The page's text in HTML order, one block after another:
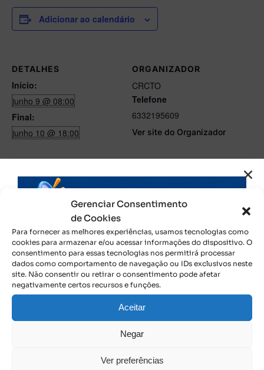
Gerenciar Consentimento
de Cookies
Para fornecer as melhores experiências, usamos tecnologias como
cookies para armazenar e/ou acessar informações do dispositivo. O
consentimento para essas tecnologias nos permitirá processar
dados como comportamento de navegação ou IDs exclusivos neste
site. Não consentir ou retirar o consentimento pode afetar
negativamente certos recursos e funções.
Aceitar
Negar
Ver preferências
Adicionar ao calendário
DETALHES
Início:
junho 9 @ 08:00
Final:
junho 10 @ 18:00
ORGANIZADOR
CRCTO
Telefone
6332195609
Ver site do Organizador
Clique para aceitar os cookies marketing e
ativar este conteúdo
Clique para aceitar os cookies marketing e
ativar este conteúdo